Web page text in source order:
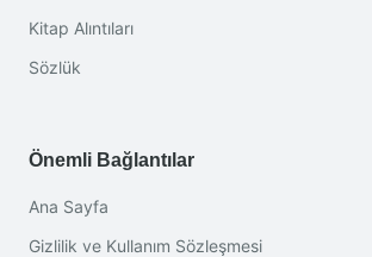
Kitap Alıntıları
Sözlük
Önemli Bağlantılar
Ana Sayfa
Gizlilik ve Kullanım Sözleşmesi